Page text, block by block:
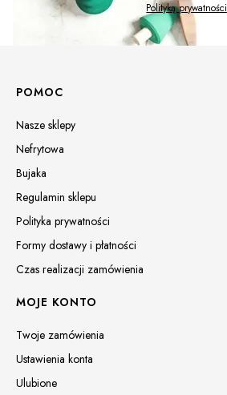
Polityką prywatności
Linki w stopce
POMOC
Nasze sklepy
Nefrytowa
Bujaka
Regulamin sklepu
Polityka prywatności
Formy dostawy i płatności
Czas realizacji zamówienia
MOJE KONTO
Twoje zamówienia
Ustawienia konta
Ulubione